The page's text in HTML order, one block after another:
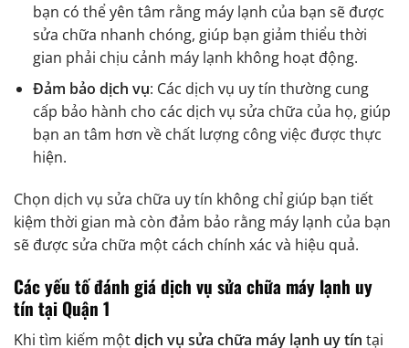
bạn có thể yên tâm rằng máy lạnh của bạn sẽ được
sửa chữa nhanh chóng, giúp bạn giảm thiểu thời
gian phải chịu cảnh máy lạnh không hoạt động.
Đảm bảo dịch vụ: Các dịch vụ uy tín thường cung
cấp bảo hành cho các dịch vụ sửa chữa của họ, giúp
bạn an tâm hơn về chất lượng công việc được thực
hiện.
Chọn dịch vụ sửa chữa uy tín không chỉ giúp bạn tiết
kiệm thời gian mà còn đảm bảo rằng máy lạnh của bạn
sẽ được sửa chữa một cách chính xác và hiệu quả.
Các yếu tố đánh giá dịch vụ sửa chữa máy lạnh uy
tín tại Quận 1
Khi tìm kiếm mộtdịch vụ sửa chữa máy lạnh uy tín tại